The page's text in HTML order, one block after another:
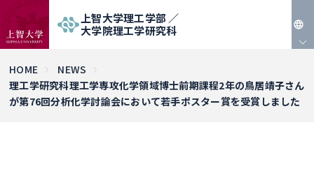
上智大学理工学部 ／
大学院理工学研究科
EN
HOME
NEWS
理工学研究科理工学専攻化学領域博士前期課程2年の鳥居靖子さん
が第76回分析化学討論会において若手ポスター賞を受賞しました